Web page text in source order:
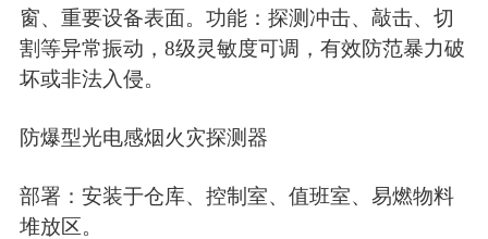
窗、重要设备表面。功能：探测冲击、敲击、切
割等异常振动，8级灵敏度可调，有效防范暴力破
坏或非法入侵。
防爆型光电感烟火灾探测器
部署：安装于仓库、控制室、值班室、易燃物料
堆放区。